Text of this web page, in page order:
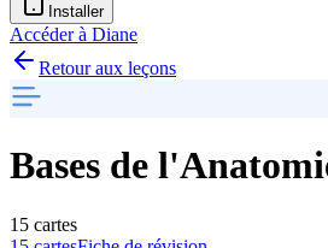
Installer
Accéder à Diane
Retour aux leçons
Bases de
15 cartes